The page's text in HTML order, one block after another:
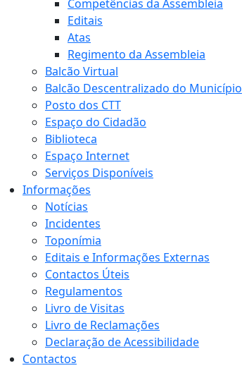
Competências da Assembleia
Editais
Atas
Regimento da Assembleia
Balcão Virtual
Balcão Descentralizado do Município
Posto dos CTT
Espaço do Cidadão
Biblioteca
Espaço Internet
Serviços Disponíveis
Informações
Notícias
Incidentes
Toponímia
Editais e Informações Externas
Contactos Úteis
Regulamentos
Livro de Visitas
Livro de Reclamações
Declaração de Acessibilidade
Contactos